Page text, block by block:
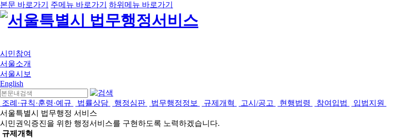
본문 바로가기 주메뉴 바로가기 하위메뉴 바로가기
시민참여
서울소개
서울시보
English
조례·규칙·훈령·예규 법률상담 행정심판 법무행정정보 규제개혁 고시/공고 현행법령 참여입법
입법지원
서울특별시 법무행정 서비스
시민권익증진을 위한 행정서비스를 구현하도록 노력하겠습니다.
규제개혁